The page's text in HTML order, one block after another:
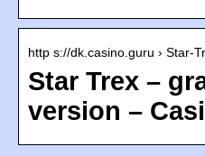
http s://dk.casino.guru › Star-
Star Trex –
version –